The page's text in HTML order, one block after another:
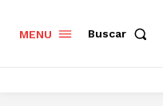
MENU Buscar